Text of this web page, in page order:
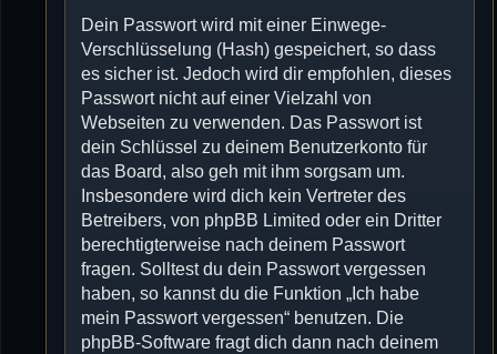
Dein Passwort wird mit einer Einwege-
Verschlüsselung (Hash) gespeichert, so dass
es sicher ist. Jedoch wird dir empfohlen, dieses
Passwort nicht auf einer Vielzahl von
Webseiten zu verwenden. Das Passwort ist
dein Schlüssel zu deinem Benutzerkonto für
das Board, also geh mit ihm sorgsam um.
Insbesondere wird dich kein Vertreter des
Betreibers, von phpBB Limited oder ein Dritter
berechtigterweise nach deinem Passwort
fragen. Solltest du dein Passwort vergessen
haben, so kannst du die Funktion „Ich habe
mein Passwort vergessen“ benutzen. Die
phpBB-Software fragt dich dann nach deinem